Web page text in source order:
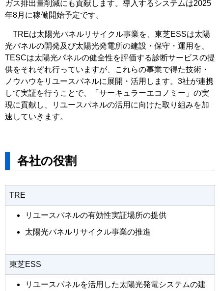
ガス排出量削減にも貢献します。導入するシステムは2025
年8月に稼働開始予定です。
TREは太陽光パネルリサイクル事業を、東芝ESSは太陽
光パネルの開発及び太陽光発電所の建設・保守・運用を、
TESCは太陽光パネルの健全性を評価する診断サービスの提
供をそれぞれ行っていますが、これらの事業で得た技術・
ノウハウをリユースパネルに展開・活用します。3社が連携
して実証を行うことで、「サーキュラーエコノミー」の実
現に貢献し、リユースパネルの活用に向けた取り組みを加
速していきます。
各社の役割
TRE
リユースパネルの有効性実証場所の提供
太陽光パネルリサイクル事業の推進
東芝ESS
リユースパネルを活用した太陽光発電システムの建